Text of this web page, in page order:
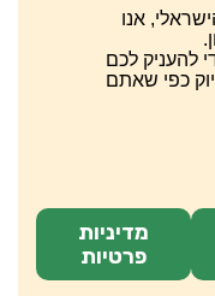
אנו
להעניק לכם
כפי שאתם
מדיניות
פרטיות